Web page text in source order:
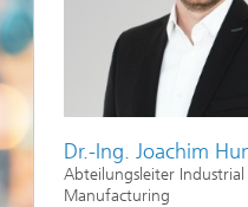
Dr.-Ing. Joachim
Abteilungsleiter Industrial
Manufacturing